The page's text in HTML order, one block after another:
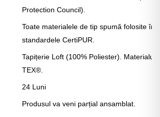
Protection Council).
Toate materialele de tip spumă folosite în
standardele CertiPUR.
Tapițerie Loft (100% Poliester). Materialul
TEX®.
24 Luni
Produsul va veni parțial ansamblat.